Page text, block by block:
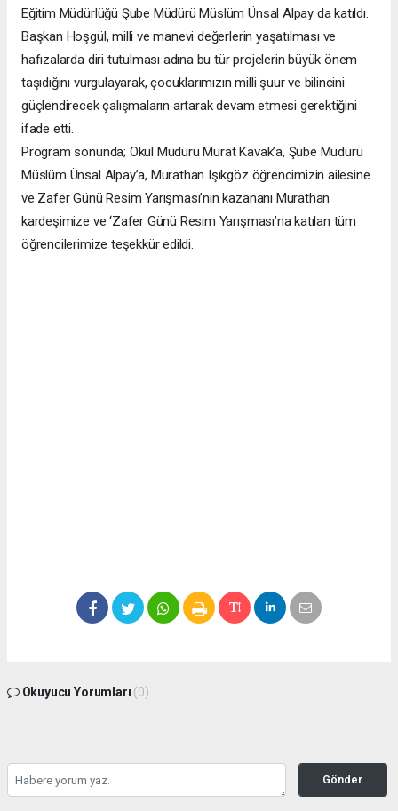
Eğitim Müdürlüğü Şube Müdürü Müslüm Ünsal Alpay da katıldı.
Başkan Hoşgül, milli ve manevi değerlerin yaşatılması ve
hafızalarda diri tutulması adına bu tür projelerin büyük önem
taşıdığını vurgulayarak, çocuklarımızın milli şuur ve bilincini
güçlendirecek çalışmaların artarak devam etmesi gerektiğini
ifade etti.
Program sonunda; Okul Müdürü Murat Kavak’a, Şube Müdürü
Müslüm Ünsal Alpay’a, Murathan Işıkgöz öğrencimizin ailesine
ve Zafer Günü Resim Yarışması’nın kazananı Murathan
kardeşimize ve ‘Zafer Günü Resim Yarışması’na katılan tüm
öğrencilerimize teşekkür edildi.
Okuyucu Yorumları (0)
Gönder